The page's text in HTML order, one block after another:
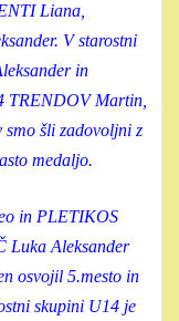
Liana,
V starostni
in
TRENDOV Martin,
šli zadovoljni z
medaljo.
in PLETIKOS
Luka Aleksander
osvojil 5.mesto in
skupini U14 je